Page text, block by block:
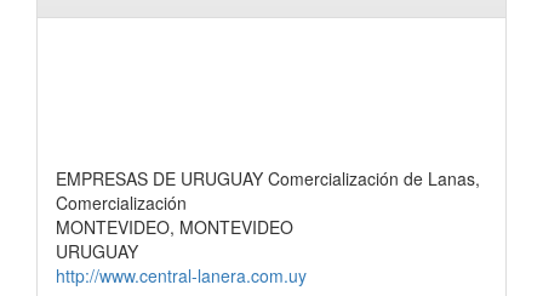
EMPRESAS DE URUGUAY Comercialización de Lanas,
Comercialización
MONTEVIDEO, MONTEVIDEO
URUGUAY
http://www.central-lanera.com.uy